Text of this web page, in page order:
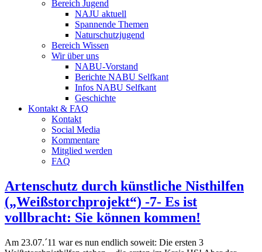
Bereich Jugend
NAJU aktuell
Spannende Themen
Naturschutzjugend
Bereich Wissen
Wir über uns
NABU-Vorstand
Berichte NABU Selfkant
Infos NABU Selfkant
Geschichte
Kontakt & FAQ
Kontakt
Social Media
Kommentare
Mitglied werden
FAQ
Artenschutz durch künstliche Nisthilfen
(„Weißstorchprojekt“) -7- Es ist
vollbracht: Sie können kommen!
Am 23.07.´11 war es nun endlich soweit: Die ersten 3